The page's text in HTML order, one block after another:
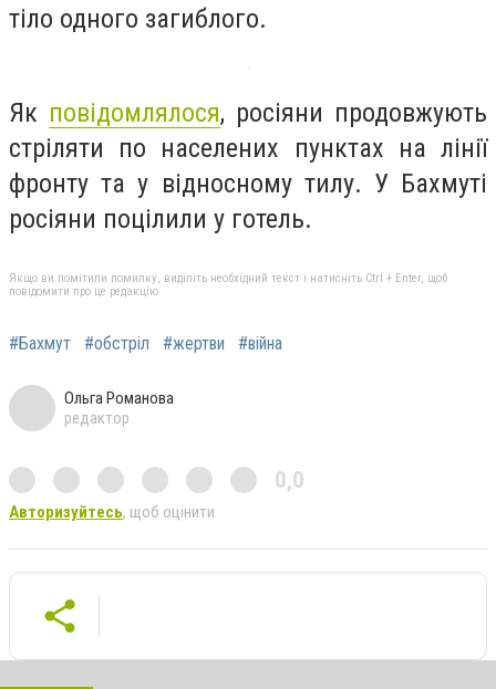
тіло одного загиблого.
Як повідомлялося, росіяни продовжують
стріляти по населених пунктах на лінії
фронту та у відносному тилу. У Бахмуті
росіяни поцілили у готель.
Якщо ви помітили помилку, виділіть необхідний текст і натисніть Ctrl + Enter, щоб
повідомити про це редакцію
#Бахмут #обстріл #жертви #війна
Ольга Романова
редактор
0,0
Авторизуйтесь, щоб оцінити